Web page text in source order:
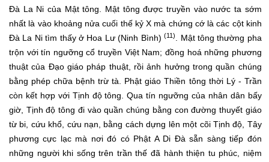
Đà La Ni của Mật tông. Mật tông được truyền vào nước ta sớm
nhất là vào khoảng nửa cuối thế kỷ X mà chứng cớ là các cột kinh
Đà La Ni tìm thấy ở Hoa Lư (Ninh Bình)(11)
. Mật tông thường pha
trộn với tín ngưỡng cổ truyền Việt Nam; đồng hoá những phương
thuật của Đạo giáo pháp thuật, rồi ảnh hưởng trong quần chúng
bằng phép chữa bệnh trừ tà. Phật giáo Thiền tông thời Lý - Trần
còn kết hợp với Tịnh độ tông. Qua tín ngưỡng của nhân dân bấy
giờ, Tịnh độ tông đi vào quần chúng bằng con đường thuyết giáo
từ bi, cứu khổ, cứu nạn, bằng cách dựng lên một cõi Tịnh độ, Tây
phương cực lạc mà nơi đó có Phật A Di Đà sẵn sàng tiếp đón
những người khi sống trên trần thế đã hành thiện tu phúc, niệm